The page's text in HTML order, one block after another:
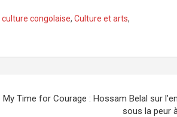
culture congolaise, Culture et arts,
My Time for Courage : Hossam Belal sur
sous la peur